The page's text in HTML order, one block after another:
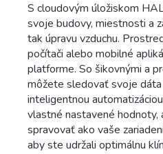
S cloudovým úložiskom
svoje budovy, miestnosti a
tak úpravu vzduchu.
počítači alebo mobilné
platforme. So šikovnými a
môžete sledovať svoje
inteligentnou
vlastné nastavené
spravovať ako vaše
aby ste udržali optimálnu